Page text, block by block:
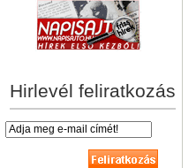
Hirlevél feliratkozás